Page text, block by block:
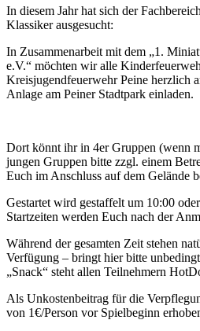
In diesem Jahr hat sich der
Klassiker ausgesucht:
In Zusammenarbeit mit dem „1.
e.V.“ möchten wir alle
Kreisjugendfeuerwehr Peine herzlich
Anlage am Peiner Stadtpark einladen.
Dort könnt ihr in 4er Gruppen (wenn
jungen Gruppen bitte zzgl. einem
Euch im Anschluss auf dem Gelände
Gestartet wird gestaffelt um 10:00
Startzeiten werden Euch nach der
Während der gesamten Zeit stehen
Verfügung – bringt hier bitte
„Snack“ steht allen Teilnehmern
Als Unkostenbeitrag für die
von 1€/Person vor Spielbeginn